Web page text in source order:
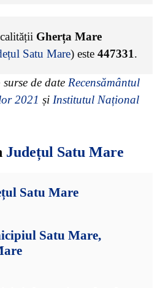
Gherța Mare
Satu Mare) este 447331.
de date Recensământul
2021 și Institutul Național
Județul Satu Mare
Satu Mare
Satu Mare,